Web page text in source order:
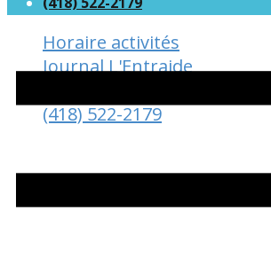
Horaire activités
Journal L'Entraide
(418) 522-2179